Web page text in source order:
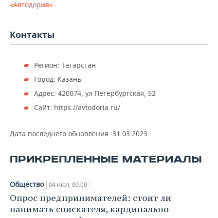
«Автодория».
Контакты
Регион: Татарстан
Город: Казань
Адрес: 420074, ул Петербургская, 52
Сайт: https://avtodoria.ru/
Дата последнего обновления: 31.03.2023
ПРИКРЕПЛЕННЫЕ МАТЕРИАЛЫ
Общество 04 июл, 00:00
Опрос предпринимателей: стоит ли
нанимать соискателя, кардинально